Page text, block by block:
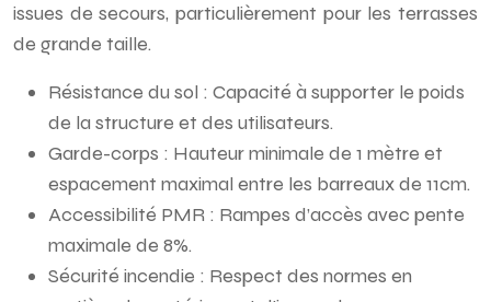
issues de secours, particulièrement pour les terrasses
de grande taille.
Résistance du sol : Capacité à supporter le poids
de la structure et des utilisateurs.
Garde-corps : Hauteur minimale de 1 mètre et
espacement maximal entre les barreaux de 11cm.
Accessibilité PMR : Rampes d’accès avec pente
maximale de 8%.
Sécurité incendie : Respect des normes en